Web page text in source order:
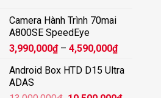
Camera Hành Trình 70mai
A800SE SpeedEye
3,990,000₫ – 4,590,000₫Khoảng
từ
Android Box HTD D15 Ultra
ADAS